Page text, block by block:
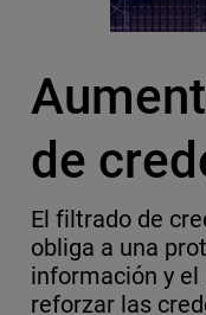
de
El filtrado de
obliga a una
información y
reforzar las